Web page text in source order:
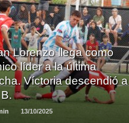
Lorenzo llega como
líder a la última
Víctoria descendió a
13/10/2025
LEER
MAS